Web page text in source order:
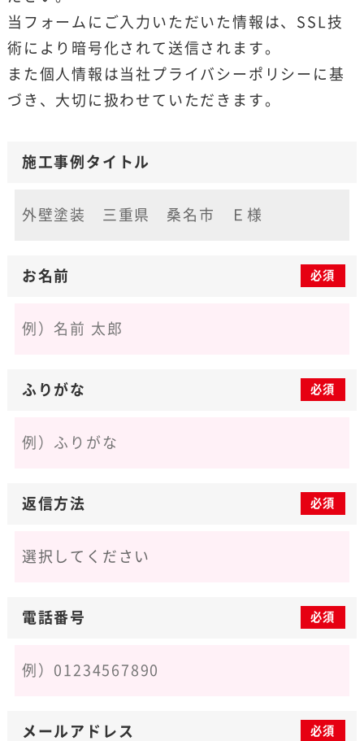
当フォームにご入力いただいた情報は、SSL技
術により暗号化されて送信されます。
また個人情報は当社 プライバシーポリシー に基
づき、大切に扱わせていただきます。
施工事例タイトル
お名前 必須
ふりがな 必須
返信方法 必須
電話番号 必須
メールアドレス 必須